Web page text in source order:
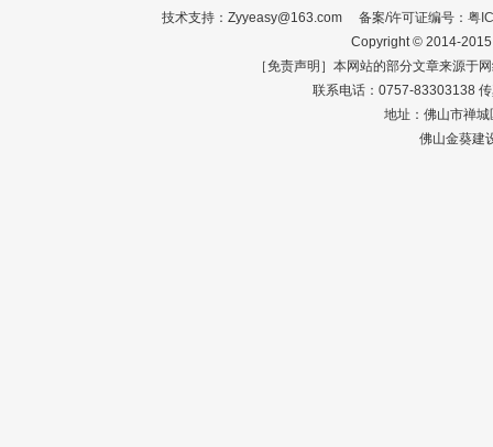
技术支持：Zyyeasy@163.com 备案/许可证编号： 粤
Copyright © 2014-
［免责声明］本网站的部分文章来源于
联系电话：0757-83303138
地址：佛山市禅
佛山金葵建